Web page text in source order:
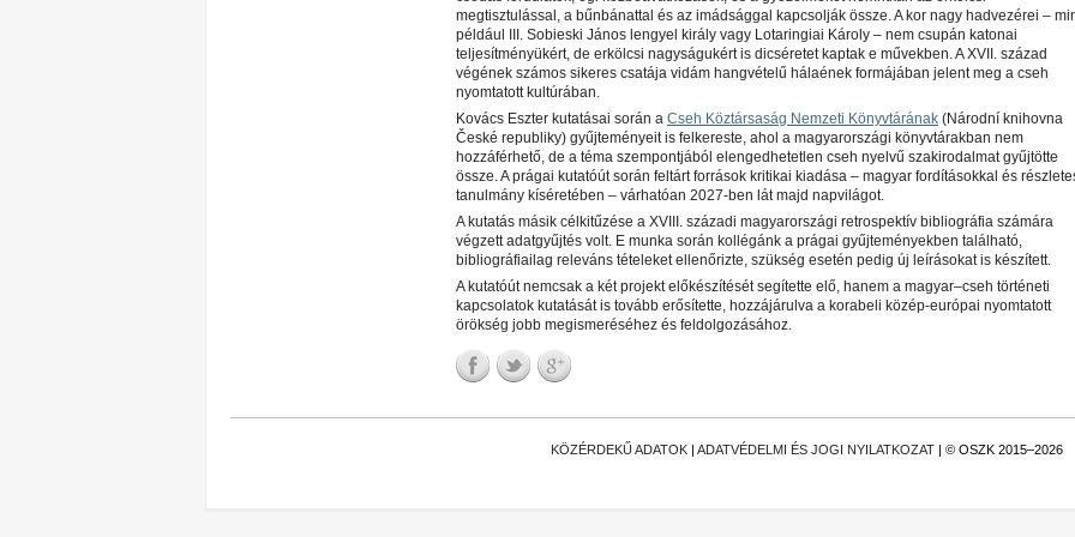
megtisztulással, a bűnbánattal és az imádsággal kapcsolják össze. A kor nagy hadvezérei –
például III. Sobieski János lengyel király vagy Lotaringiai Károly – nem csupán katonai
teljesítményükért, de erkölcsi nagyságukért is dicséretet kaptak e művekben. A XVII. század
végének számos sikeres csatája vidám hangvételű hálaének formájában jelent meg a cseh
nyomtatott kultúrában.
Kovács Eszter kutatásai során a Cseh Köztársaság Nemzeti Könyvtárának (Národní knihovna
České republiky) gyűjteményeit is felkereste, ahol a magyarországi könyvtárakban nem
hozzáférhető, de a téma szempontjából elengedhetetlen cseh nyelvű szakirodalmat gyűjtötte
össze. A prágai kutatóút során feltárt források kritikai kiadása – magyar fordításokkal és
tanulmány kíséretében – várhatóan 2027-ben lát majd napvilágot.
A kutatás másik célkitűzése a XVIII. századi magyarországi retrospektív bibliográfia számára
végzett adatgyűjtés volt. E munka során kollégánk a prágai gyűjteményekben található,
bibliográfiailag releváns tételeket ellenőrizte, szükség esetén pedig új leírásokat is készített.
A kutatóút nemcsak a két projekt előkészítését segítette elő, hanem a magyar–cseh történeti
kapcsolatok kutatását is tovább erősítette, hozzájárulva a korabeli közép-európai nyomtatott
örökség jobb megismeréséhez és feldolgozásához.
KÖZÉRDEKŰ ADATOK| ADATVÉDELMI ÉS JOGI NYILATKOZAT| © OSZK 2015–2026